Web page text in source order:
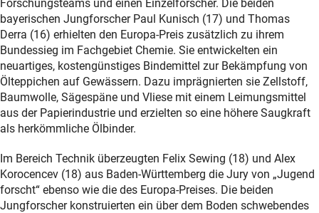
Forschungsteams und einen Einzelforscher. Die beiden
bayerischen Jungforscher Paul Kunisch (17) und Thomas
Derra (16) erhielten den Europa-Preis zusätzlich zu ihrem
Bundessieg im Fachgebiet Chemie. Sie entwickelten ein
neuartiges, kostengünstiges Bindemittel zur Bekämpfung von
Ölteppichen auf Gewässern. Dazu imprägnierten sie Zellstoff,
Baumwolle, Sägespäne und Vliese mit einem Leimungsmittel
aus der Papierindustrie und erzielten so eine höhere Saugkraft
als herkömmliche Ölbinder.
Im Bereich Technik überzeugten Felix Sewing (18) und Alex
Korocencev (18) aus Baden-Württemberg die Jury von „Jugend
forscht“ ebenso wie die des Europa-Preises. Die beiden
Jungforscher konstruierten ein über dem Boden schwebendes